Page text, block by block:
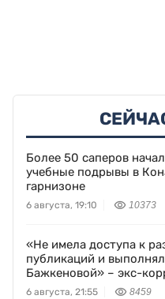
Более 50 саперов
учебные подрывы в
гарнизоне
6 августа, 19:10 10373
«Не имела доступа к
публикаций и
Бажкеновой» – экс-
Orda.kz Дуйсенова
6 августа, 21:55 8459